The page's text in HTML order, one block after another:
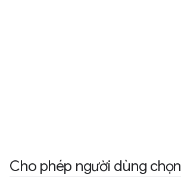
Cho phép người dùng chọn